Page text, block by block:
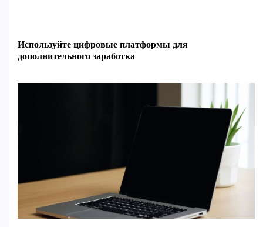
Используйте цифровые платформы для
дополнительного заработка